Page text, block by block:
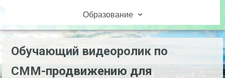
Образование
Обучающий видеоролик по
СММ-продвижению для